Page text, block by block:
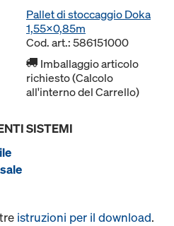
Pallet di stoccaggio Doka
1,55x0,85m
Cod. art.: 586151000
Imballaggio articolo
richiesto (Calcolo
all'interno del Carrello)
SISTEMI
istruzioni per il download.